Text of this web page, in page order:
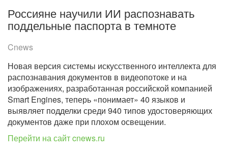
Россияне научили ИИ распознавать
поддельные паспорта в темноте
Cnews
Новая версия системы искусственного интеллекта для
распознавания документов в видеопотоке и на
изображениях, разработанная российской компанией
Smart Engines, теперь «понимает» 40 языков и
выявляет подделки среди 940 типов удостоверяющих
документов даже при плохом освещении.
Перейти на сайт cnews.ru